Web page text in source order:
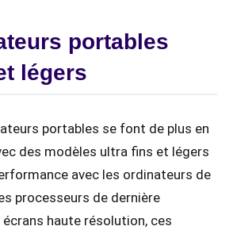
portables
légers
portables se font de plus en
des modèles ultra fins et légers
avec les ordinateurs de
processeurs de dernière
haute résolution, ces